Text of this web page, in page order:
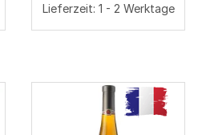
Lieferzeit: 1 - 2 Werktage